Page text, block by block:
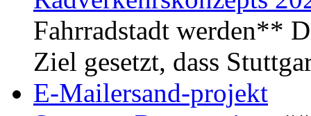
Fahrradstadt werden**
Ziel gesetzt, dass
E-Mailersand-projekt